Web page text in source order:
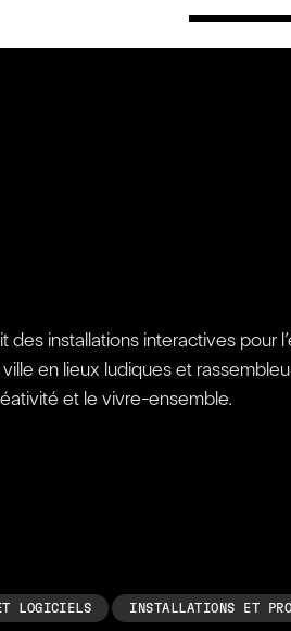
installations interactives pour
en lieux ludiques et
et le vivre-ensemble.
LOGICIELS INSTALLATIONS ET